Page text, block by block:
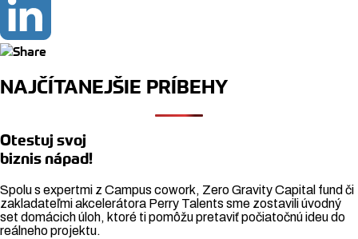
NAJČÍTANEJŠIE PRÍBEHY
Otestuj svoj
biznis nápad!
Spolu s expertmi z Campus cowork, Zero Gravity Capital fund či
zakladateľmi akcelerátora Perry Talents sme zostavili úvodný
set domácich úloh, ktoré ti pomôžu pretaviť počiatočnú ideu do
reálneho projektu.